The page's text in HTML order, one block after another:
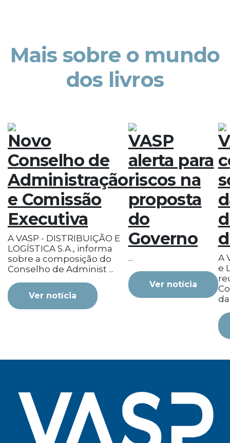
Mais sobre o mundo
dos livros
Novo
Conselho de
Administração
e Comissão
Executiva
A VASP - DISTRIBUIÇÃO E
LOGÍSTICA S.A., informa
sobre a composição do
Conselho de Administ ...
Ver notícia
VASP
alerta para
riscos na
proposta
do
Governo
...
Ver notícia
A
e